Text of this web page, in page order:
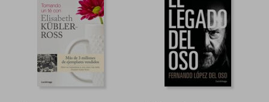
10%
dcto.
$ 50.900 50%
dcto.